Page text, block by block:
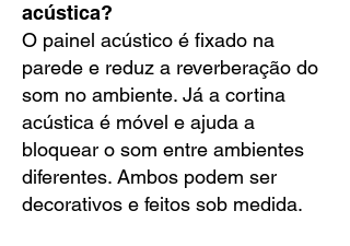
acústica?
O painel acústico é fixado na
parede e reduz a reverberação do
som no ambiente. Já a cortina
acústica é móvel e ajuda a
bloquear o som entre ambientes
diferentes. Ambos podem ser
decorativos e feitos sob medida.